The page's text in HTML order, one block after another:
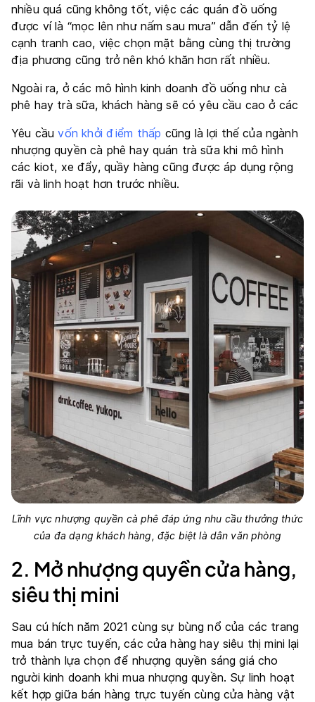
nhiều quá cũng không tốt, việc các quán đồ uống
được ví là “mọc lên như nấm sau mưa” dẫn đến tỷ lệ
cạnh tranh cao, việc chọn mặt bằng cùng thị trường
địa phương cũng trở nên khó khăn hơn rất nhiều.
Ngoài ra, ở các mô hình kinh doanh đồ uống như cà
phê hay trà sữa, khách hàng sẽ có yêu cầu cao ở các
Yêu cầuvốn khởi điểm thấp cũng là lợi thế của ngành
nhượng quyền cà phê hay quán trà sữa khi mô hình
các kiot, xe đẩy, quầy hàng cũng được áp dụng rộng
rãi và linh hoạt hơn trước nhiều.
Lĩnh vực nhượng quyền cà phê đáp ứng nhu cầu thưởng thức
của đa dạng khách hàng, đặc biệt là dân văn phòng
2. Mở nhượng quyền cửa hàng,
siêu thị mini
Sau cú hích năm 2021 cùng sự bùng nổ của các trang
mua bán trực tuyến, các cửa hàng hay siêu thị mini lại
trở thành lựa chọn để nhượng quyền sáng giá cho
người kinh doanh khi mua nhượng quyền. Sự linh hoạt
kết hợp giữa bán hàng trực tuyến cùng cửa hàng vật